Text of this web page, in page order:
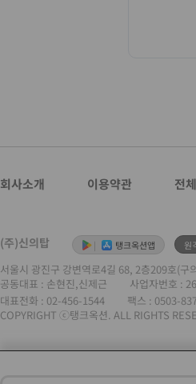
회사소개 이용약관 전
(주)신의탑 | 탱크옥션앱 원
서울시 광진구 강변역로4길 68, 2층209호(구
공동대표 : 손현진,신제근
사업자번호 :
대표전화 : 02-456-1544 팩스 : 0503-
COPYRIGHT ⓒ탱크옥션. ALL RIGHTS